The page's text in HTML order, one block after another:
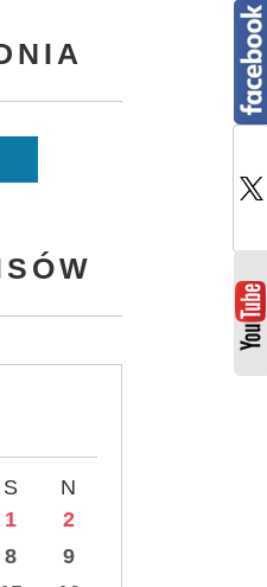
S
N
1
2
8
9